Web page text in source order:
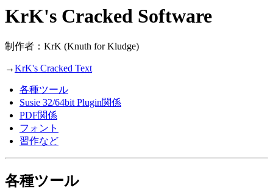
KrK's Cracked Software
制作者：KrK (Knuth for Kludge)
→KrK's Cracked Text
各種ツール
Susie 32/64bit Plugin関係
PDF関係
フォント
習作など
各種ツール